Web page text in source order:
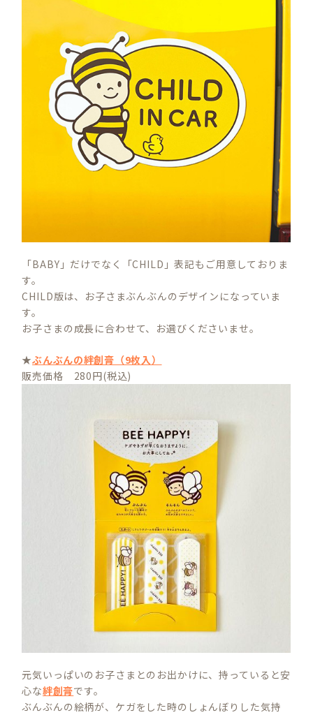
「BABY」だけでなく「CHILD」表記もご用意しておりま
す。
CHILD版は、お子さまぶんぶんのデザインになっていま
す。
お子さまの成長に合わせて、お選びくださいませ。
★ぶんぶんの絆創膏（9枚入）
販売価格 280円(税込)
元気いっぱいのお子さまとのお出かけに、持っていると安
心な絆創膏です。
ぶんぶんの絵柄が、ケガをした時のしょんぼりした気持